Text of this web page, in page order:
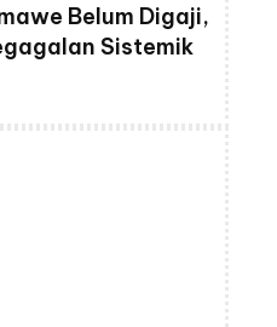
Belum Digaji,
Sistemik